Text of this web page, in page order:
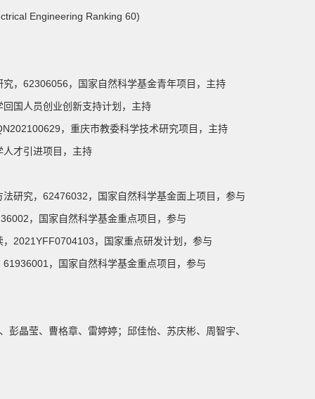
Engineering Ranking 60)
，62306056，国家自然科学基金青年项目，主持
国人员创业创新支持计划，主持
，重庆市教委科学技术研究项目，主持
才引进项目，主持
研究，62476032，国家自然科学基金面上项目，参与
，国家自然科学基金重点项目，参与
2021YFF0704103，国家重点研发计划，参与
，国家自然科学基金重点项目，参与
晶莹、曹格章、雷婷婷；邱佳怡、苏庆彬、周智宇、